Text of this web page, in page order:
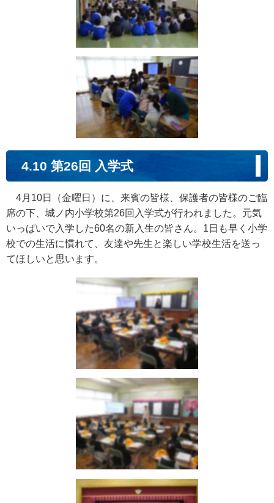
4.10 第26回 入学式
4月10日（金曜日）に、来賓の皆様、保護者の皆様のご臨
席の下、城ノ内小学校第26回入学式が行われました。元気
いっぱいで入学した60名の新入生の皆さん。1日も早く小学
校での生活に慣れて、友達や先生と楽しい学校生活を送っ
てほしいと思います。